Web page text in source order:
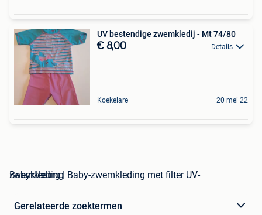
UV bestendige zwemkledij - Mt 74/80
€ 8,00 Details
Koekelare 20 mei 22
Babykleding | Baby-zwemkleding met filter UV-zwemkleding
Gerelateerde zoektermen